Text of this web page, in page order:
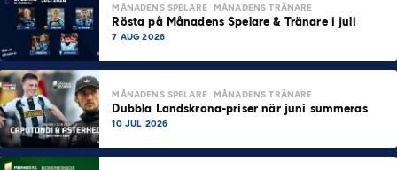
MÅNADENS SPELARE MÅNADENS TRÄNARE
Rösta på Månadens Spelare & Tränare i juli
7 AUG 2026
MÅNADENS SPELARE MÅNADENS TRÄNARE
Dubbla Landskrona-priser när juni summeras
10 JUL 2026